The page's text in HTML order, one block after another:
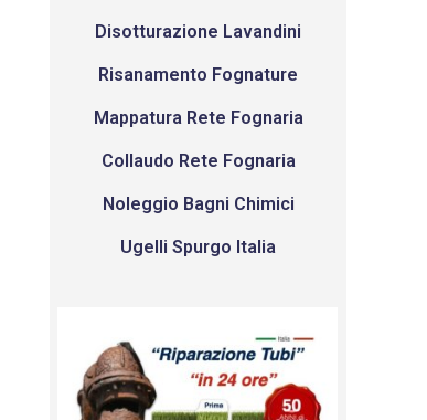
Disotturazione Lavandini
Risanamento Fognature
Mappatura Rete Fognaria
Collaudo Rete Fognaria
Noleggio Bagni Chimici
Ugelli Spurgo Italia